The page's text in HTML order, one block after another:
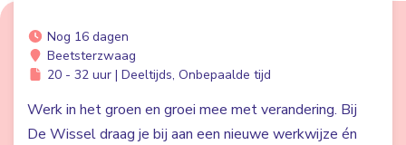
Nog 16 dagen
Beetsterzwaag
20 - 32 uur | Deeltijds, Onbepaalde tijd
Werk in het groen en groei mee met verandering. Bij
De Wissel draag je bij aan een nieuwe werkwijze én